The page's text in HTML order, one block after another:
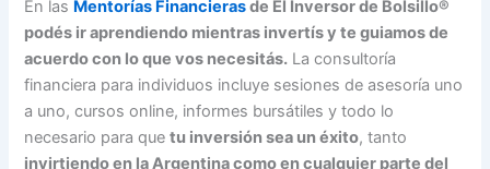
En las Mentorías Financierasde El Inversor de Bolsillo®
podés ir aprendiendo mientras invertís y te guiamos de
acuerdo con lo que vos necesitás. La consultoría
financiera para individuos incluye sesiones de asesoría uno
a uno, cursos online, informes bursátiles y todo lo
necesario para quetu inversión sea un éxito, tanto
invirtiendo en la Argentina como en cualquier parte del